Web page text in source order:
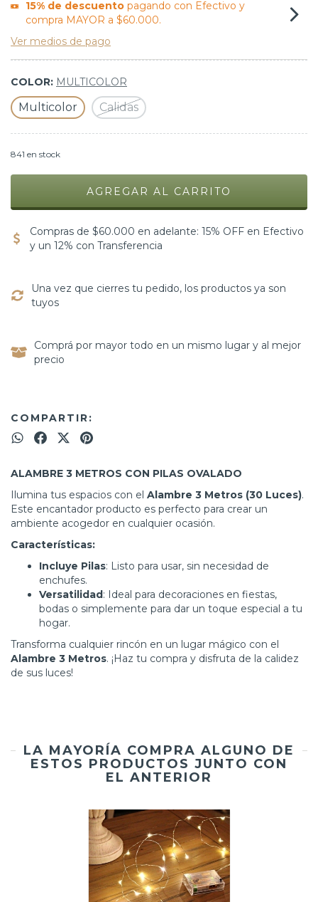
15% de descuentopagando con Efectivo y
compra MAYOR a $60.000.
Ver medios de pago
COLOR: MULTICOLOR
Multicolor Calidas
841 en stock
Compras de $60.000 en adelante: 15% OFF en Efectivo
y un 12% con Transferencia
Una vez que cierres tu pedido, los productos ya son
tuyos
Comprá por mayor todo en un mismo lugar y al mejor
precio
COMPARTIR:
ALAMBRE 3 METROS CON PILAS OVALADO
Ilumina tus espacios con el Alambre 3 Metros (30 Luces).
Este encantador producto es perfecto para crear un
ambiente acogedor en cualquier ocasión.
Características:
Incluye Pilas: Listo para usar, sin necesidad de
enchufes.
Versatilidad: Ideal para decoraciones en fiestas,
bodas o simplemente para dar un toque especial a tu
hogar.
Transforma cualquier rincón en un lugar mágico con el
Alambre 3 Metros. ¡Haz tu compra y disfruta de la calidez
de sus luces!
LA MAYORÍA COMPRA ALGUNO DE
ESTOS PRODUCTOS JUNTO CON
EL ANTERIOR